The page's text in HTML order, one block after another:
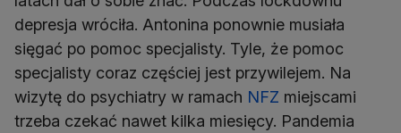
depresja wróciła. Antonina ponownie musiała
sięgać po pomoc specjalisty. Tyle, że pomoc
specjalisty coraz częściej jest przywilejem. Na
wizytę do psychiatry w ramach NFZ miejscami
trzeba czekać nawet kilka miesięcy. Pandemia